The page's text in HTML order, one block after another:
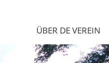
ÜBER DE VEREIN